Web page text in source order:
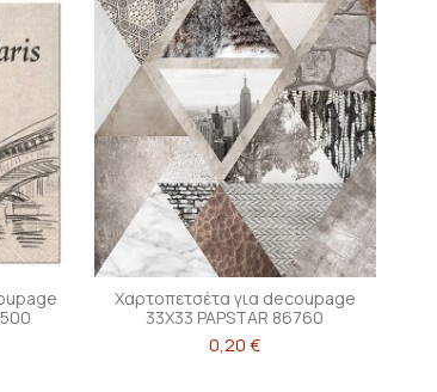
Χαρτοπετσέτα για decoupage
33Χ33 PAPSTAR 86760
0,20 €